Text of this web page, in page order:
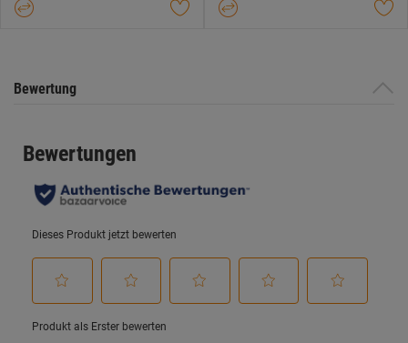
Sternen.
Sternen.
Bewertung